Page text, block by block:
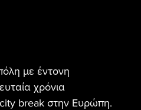
με έντονη
χρόνια
city break στην Ευρώπη.